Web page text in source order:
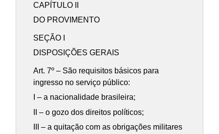
CAPÍTULO II
DO PROVIMENTO
SEÇÃO I
DISPOSIÇÕES GERAIS
Art. 7º – São requisitos básicos para
ingresso no serviço público:
I – a nacionalidade brasileira;
II – o gozo dos direitos políticos;
III – a quitação com as obrigações militares